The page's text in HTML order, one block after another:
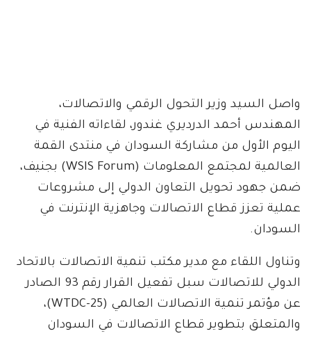
واصل السيد وزير التحول الرقمي والاتصالات،
المهندس أحمد الدرديري غندور، لقاءاته الفنية في
اليوم الأول من مشاركة السودان في منتدى القمة
العالمية لمجتمع المعلومات (WSIS Forum) بجنيف،
ضمن جهود تحويل التعاون الدولي إلى مشروعات
عملية تعزز قطاع الاتصالات وجاهزية الإنترنت في
السودان.
وتناول اللقاء مع مدير مكتب تنمية الاتصالات بالاتحاد
الدولي للاتصالات سبل تفعيل القرار رقم 93 الصادر
عن مؤتمر تنمية الاتصالات العالمي (WTDC-25)،
والمتعلق بتطوير قطاع الاتصالات في السودان